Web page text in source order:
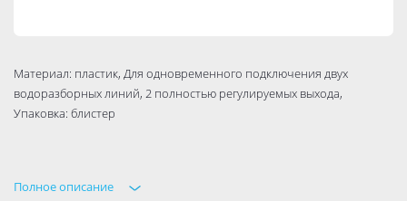
Материал: пластик, Для одновременного подключения двух
водоразборных линий, 2 полностью регулируемых выхода,
Упаковка: блистер
Полное описание